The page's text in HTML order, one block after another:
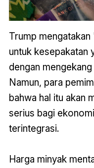
Trump
untuk kesepakatan
dengan
Namun, para
bahwa hal itu akan
serius bagi
terintegrasi.
Harga minyak